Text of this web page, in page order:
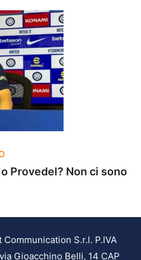
Provedel? Non ci sono
Communication S.r.l. P.IVA
Gioacchino Belli, 14 CAP